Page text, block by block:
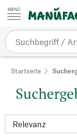
Zum Inhalt springen
Startseite